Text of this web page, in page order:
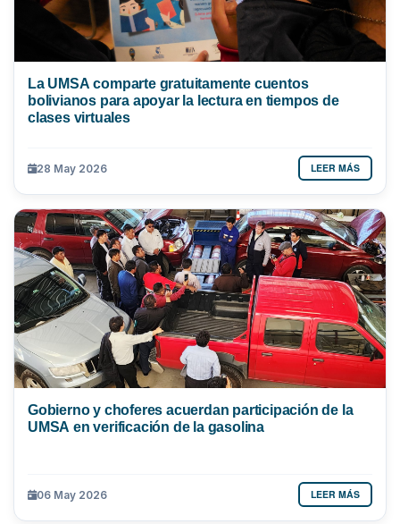
La UMSA comparte gratuitamente cuentos
bolivianos para apoyar la lectura en tiempos de
clases virtuales
28 May 2026 LEER MÁS
Gobierno y choferes acuerdan participación de la
UMSA en verificación de la gasolina
06 May 2026 LEER MÁS